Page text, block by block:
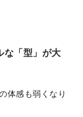
な「型」が大
体感も弱くなり